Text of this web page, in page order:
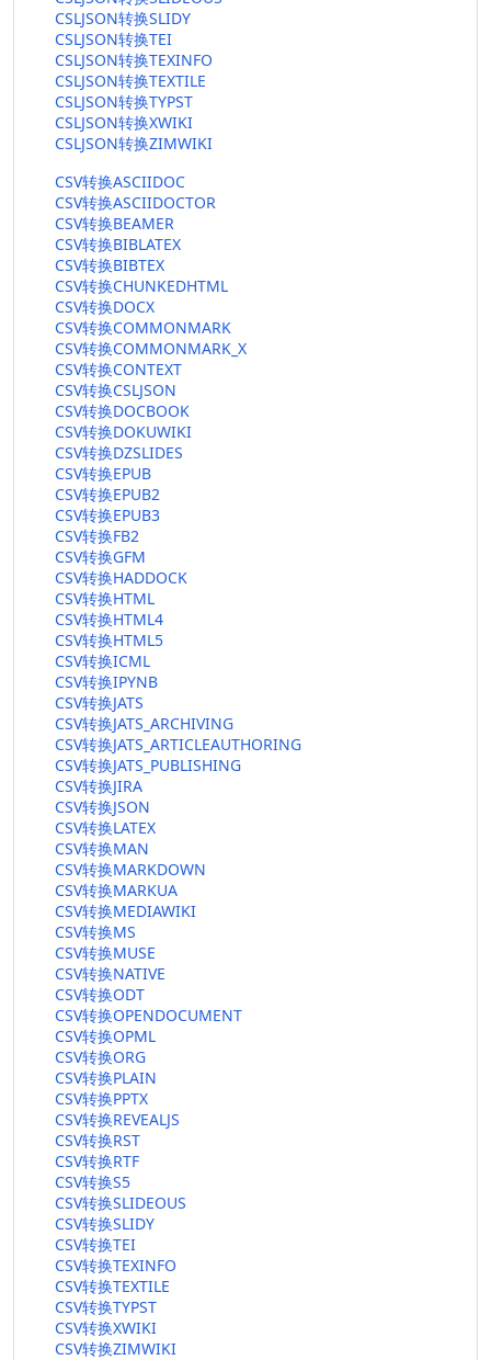
CSLJSON转换SLIDY
CSLJSON转换TEI
CSLJSON转换TEXINFO
CSLJSON转换TEXTILE
CSLJSON转换TYPST
CSLJSON转换XWIKI
CSLJSON转换ZIMWIKI
CSV转换ASCIIDOC
CSV转换ASCIIDOCTOR
CSV转换BEAMER
CSV转换BIBLATEX
CSV转换BIBTEX
CSV转换CHUNKEDHTML
CSV转换DOCX
CSV转换COMMONMARK
CSV转换COMMONMARK_X
CSV转换CONTEXT
CSV转换CSLJSON
CSV转换DOCBOOK
CSV转换DOKUWIKI
CSV转换DZSLIDES
CSV转换EPUB
CSV转换EPUB2
CSV转换EPUB3
CSV转换FB2
CSV转换GFM
CSV转换HADDOCK
CSV转换HTML
CSV转换HTML4
CSV转换HTML5
CSV转换ICML
CSV转换IPYNB
CSV转换JATS
CSV转换JATS_ARCHIVING
CSV转换JATS_ARTICLEAUTHORING
CSV转换JATS_PUBLISHING
CSV转换JIRA
CSV转换JSON
CSV转换LATEX
CSV转换MAN
CSV转换MARKDOWN
CSV转换MARKUA
CSV转换MEDIAWIKI
CSV转换MS
CSV转换MUSE
CSV转换NATIVE
CSV转换ODT
CSV转换OPENDOCUMENT
CSV转换OPML
CSV转换ORG
CSV转换PLAIN
CSV转换PPTX
CSV转换REVEALJS
CSV转换RST
CSV转换RTF
CSV转换S5
CSV转换SLIDEOUS
CSV转换SLIDY
CSV转换TEI
CSV转换TEXINFO
CSV转换TEXTILE
CSV转换TYPST
CSV转换XWIKI
CSV转换ZIMWIKI